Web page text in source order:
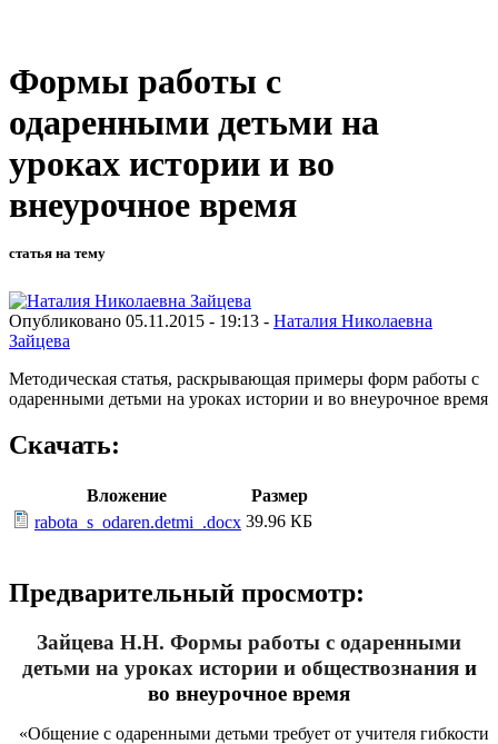
Формы работы с
одаренными детьми на
уроках истории и во
внеурочное время
статья на тему
Опубликовано 05.11.2015 - 19:13 - Наталия Николаевна
Зайцева
Методическая статья, раскрывающая примеры форм работы с
одаренными детьми на уроках истории и во внеурочное время
Скачать:
Вложение
Размер
rabota_s_odaren.detmi_.docx 39.96 КБ
Предварительный просмотр:
Зайцева Н.Н. Формы работы с одаренными
детьми на уроках истории и обществознания и
во внеурочное время
«Общение с одаренными детьми требует от учителя гибкости